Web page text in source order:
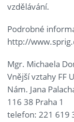
vzdělávání.
Podrobné
http://
Mgr. Michaela
Vnější vztahy FF
Nám. Jana
116 38 Praha 1
telefon: 221 619